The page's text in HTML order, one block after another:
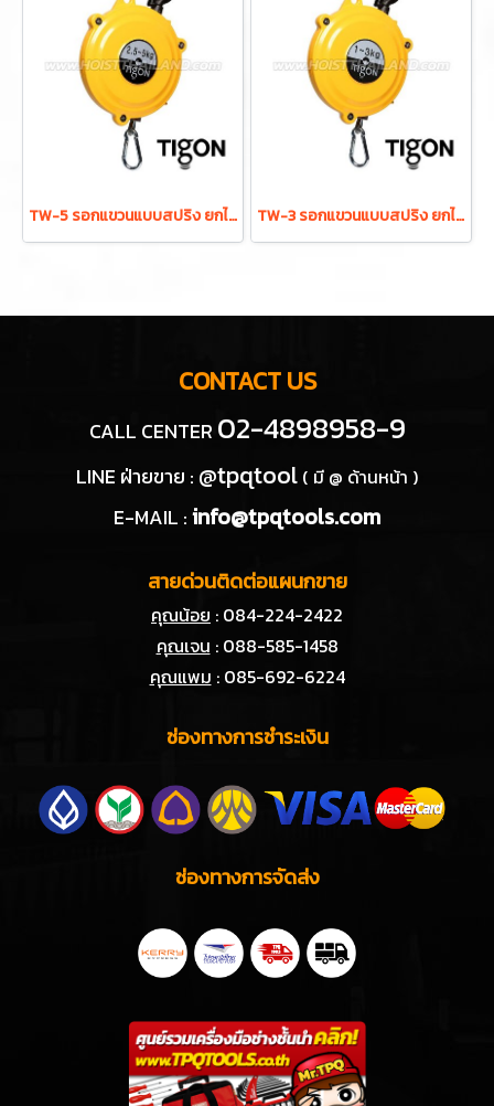
TW-5 รอกแขวนแบบสปริง ยกได้ 2.5-5.0 กก. ระยะยก 1.3 ม. "TIGON" มาตรฐานสากลจากประเทศเกาหลี TW-3 รอกแขวนแบบสปริง ยกได้ 1.0-3.0 กก. ระยะยก 1.3 ม. "TIGON" มาตรฐานสากลจากประเทศเกาหลี
CONTACT US
CALL CENTER 02-4898958-9
LINE ฝ่ายขาย : @tpqtool ( มี @ ด้านหน้า )
E-MAIL :info@tpqtools.com
สายด่วนติดต่อแผนกขาย
คุณน้อย : 084-224-2422
คุณเจน : 088-585-1458
คุณแพม : 085-692-6224
ช่องทางการชำระเงิน
ช่องทางการจัดส่ง